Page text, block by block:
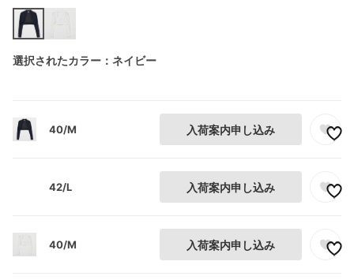
選択されたカラー：ネイビー
40/M 入荷案内申し込み
42/L 入荷案内申し込み
40/M 入荷案内申し込み